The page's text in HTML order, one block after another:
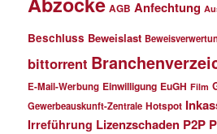
AGB Anfechtung
Beschluss Beweislast
bittorrent
E-Mail-Werbung Einwilligung EuGH Film
Gewerbeauskunft-Zentrale Hotspot
Irreführung Lizenzschaden P2P